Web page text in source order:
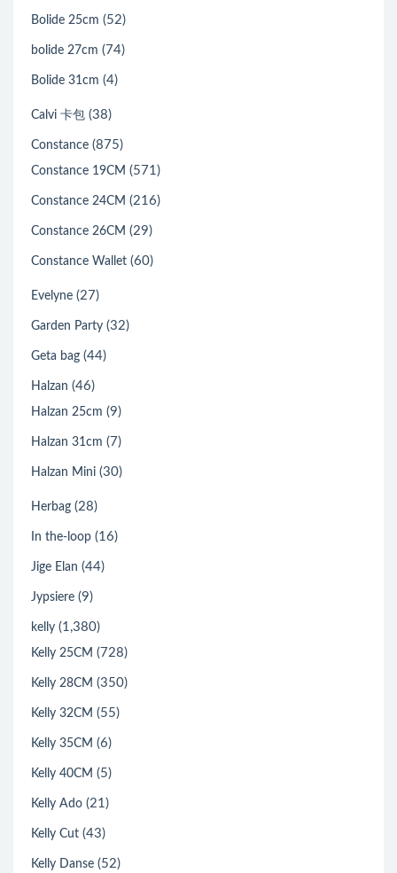
Bolide 25cm (52)
bolide 27cm (74)
Bolide 31cm (4)
Calvi 卡包 (38)
Constance (875)
Constance 19CM (571)
Constance 24CM (216)
Constance 26CM (29)
Constance Wallet (60)
Evelyne (27)
Garden Party (32)
Geta bag (44)
Halzan (46)
Halzan 25cm (9)
Halzan 31cm (7)
Halzan Mini (30)
Herbag (28)
In the-loop (16)
Jige Elan (44)
Jypsiere (9)
kelly (1,380)
Kelly 25CM (728)
Kelly 28CM (350)
Kelly 32CM (55)
Kelly 35CM (6)
Kelly 40CM (5)
Kelly Ado (21)
Kelly Cut (43)
Kelly Danse (52)